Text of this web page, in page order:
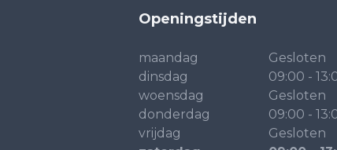
Openingstijden
maandag
Gesloten
dinsdag
09:00 -
woensdag
Gesloten
donderdag
09:00 -
vrijdag
Gesloten